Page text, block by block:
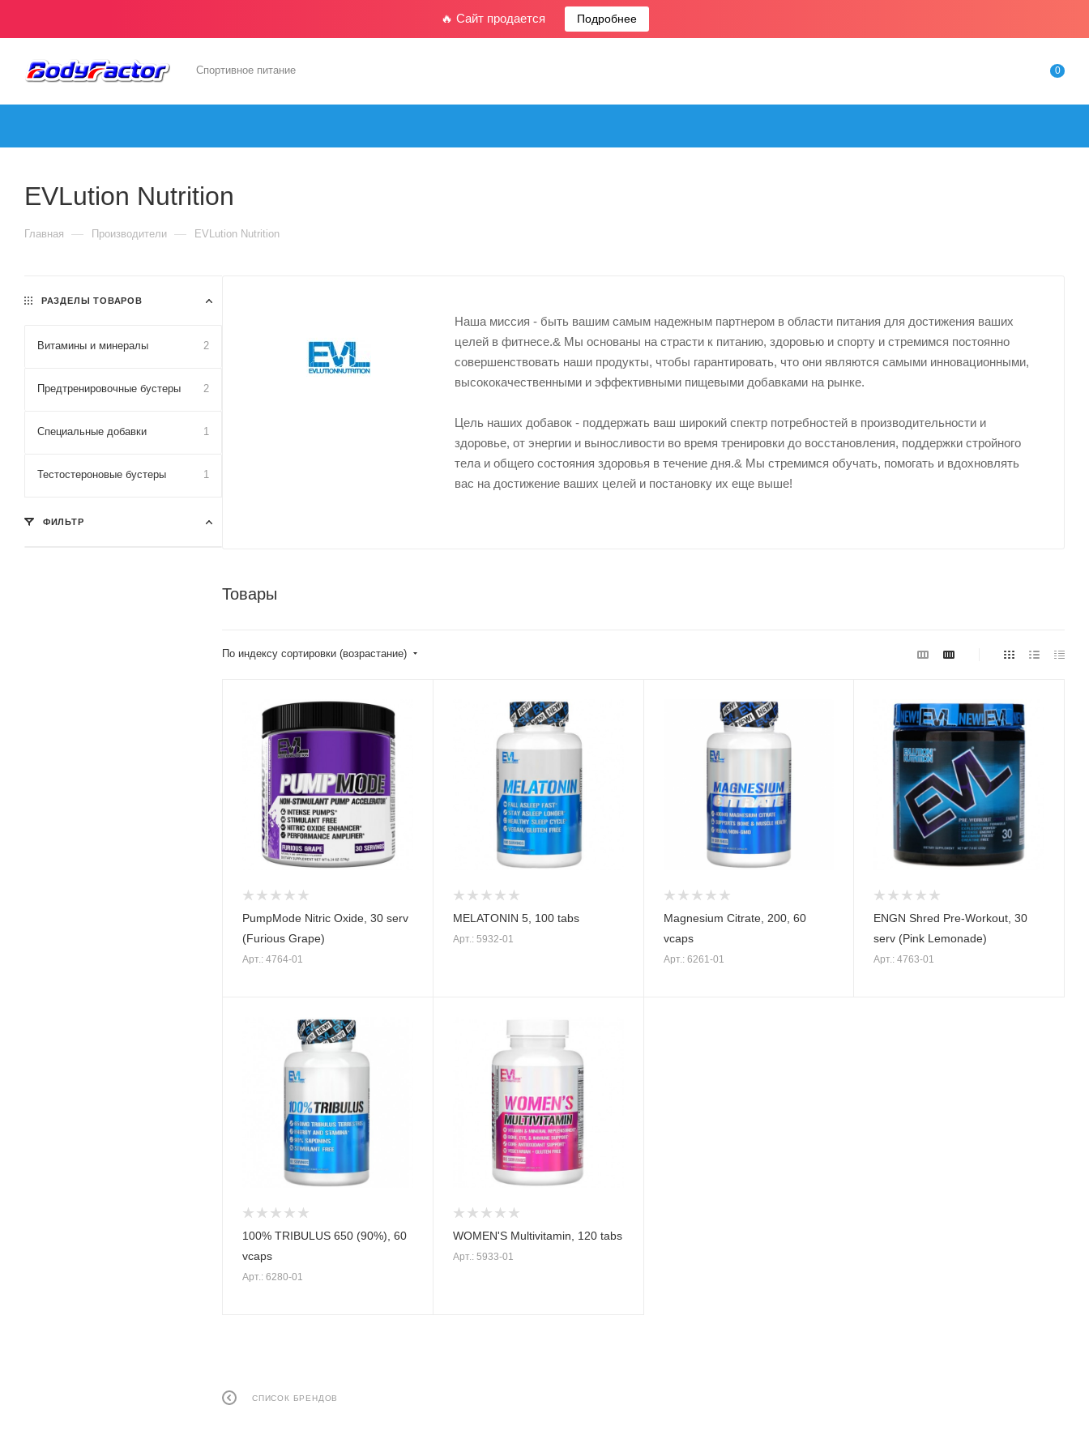
🔥 Сайт продается Подробнее
Спортивное питание 0
EVLution Nutrition
Главная — Производители — EVLution Nutrition
Наша миссия - быть вашим самым надежным партнером в области питания для достижения ваших
целей в фитнесе.& Мы основаны на страсти к питанию, здоровью и спорту и стремимся постоянно
совершенствовать наши продукты, чтобы гарантировать, что они являются самыми инновационными,
высококачественными и эффективными пищевыми добавками на рынке.
Цель наших добавок - поддержать ваш широкий спектр потребностей в производительности и
здоровье, от энергии и выносливости во время тренировки до восстановления, поддержки стройного
тела и общего состояния здоровья в течение дня.& Мы стремимся обучать, помогать и вдохновлять
вас на достижение ваших целей и постановку их еще выше!
Товары
По индексу сортировки (возрастание)
PumpMode Nitric Oxide, 30 serv
(Furious Grape)
Арт.: 4764-01
MELATONIN 5, 100 tabs
Арт.: 5932-01
Magnesium Citrate, 200, 60
vcaps
Арт.: 6261-01
ENGN Shred Pre-Workout, 30
serv (Pink Lemonade)
Арт.: 4763-01
100% TRIBULUS 650 (90%), 60
vcaps
Арт.: 6280-01
WOMEN'S Multivitamin, 120 tabs
Арт.: 5933-01
СПИСОК БРЕНДОВ
РАЗДЕЛЫ ТОВАРОВ
Витамины и минералы 2
Предтренировочные бустеры 2
Специальные добавки 1
Тестостероновые бустеры 1
ФИЛЬТР